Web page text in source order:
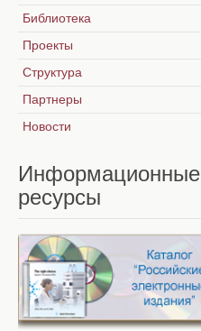
Библиотека
Проекты
Структура
Партнеры
Новости
Информационные
ресурсы